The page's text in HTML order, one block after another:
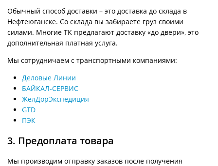
Обычный способ доставки – это доставка до склада в
Нефтеюганске. Со склада вы забираете груз своими
силами. Многие ТК предлагают доставку «до двери», это
дополнительная платная услуга.
Мы сотрудничаем с транспортными компаниями:
Деловые Линии
БАЙКАЛ-СЕРВИС
ЖелДорЭкспедиция
GTD
ПЭК
3. Предоплата товара
Мы производим отправку заказов после получения